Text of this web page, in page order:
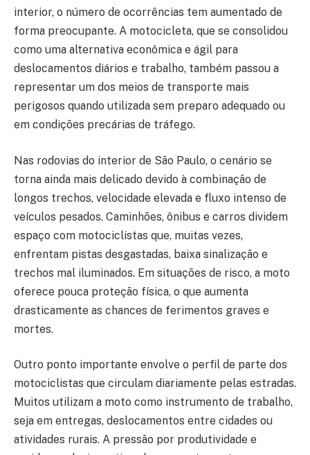
interior, o número de ocorrências tem aumentado de
forma preocupante. A motocicleta, que se consolidou
como uma alternativa econômica e ágil para
deslocamentos diários e trabalho, também passou a
representar um dos meios de transporte mais
perigosos quando utilizada sem preparo adequado ou
em condições precárias de tráfego.
Nas rodovias do interior de São Paulo, o cenário se
torna ainda mais delicado devido à combinação de
longos trechos, velocidade elevada e fluxo intenso de
veículos pesados. Caminhões, ônibus e carros dividem
espaço com motociclistas que, muitas vezes,
enfrentam pistas desgastadas, baixa sinalização e
trechos mal iluminados. Em situações de risco, a moto
oferece pouca proteção física, o que aumenta
drasticamente as chances de ferimentos graves e
mortes.
Outro ponto importante envolve o perfil de parte dos
motociclistas que circulam diariamente pelas estradas.
Muitos utilizam a moto como instrumento de trabalho,
seja em entregas, deslocamentos entre cidades ou
atividades rurais. A pressão por produtividade e